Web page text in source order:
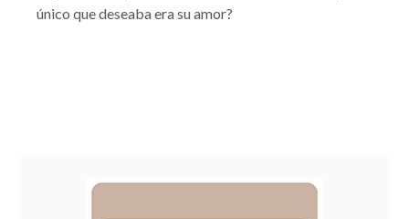
único que deseaba era su amor?